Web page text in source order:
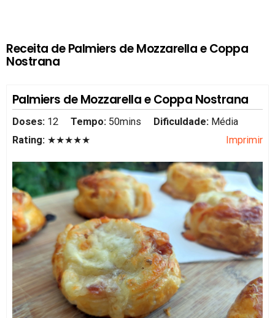
Receita de Palmiers de Mozzarella e Coppa
Nostrana
Palmiers de Mozzarella e Coppa Nostrana
Doses: 12 Tempo: 50mins Dificuldade: Média
Rating: ★★★★★ Imprimir